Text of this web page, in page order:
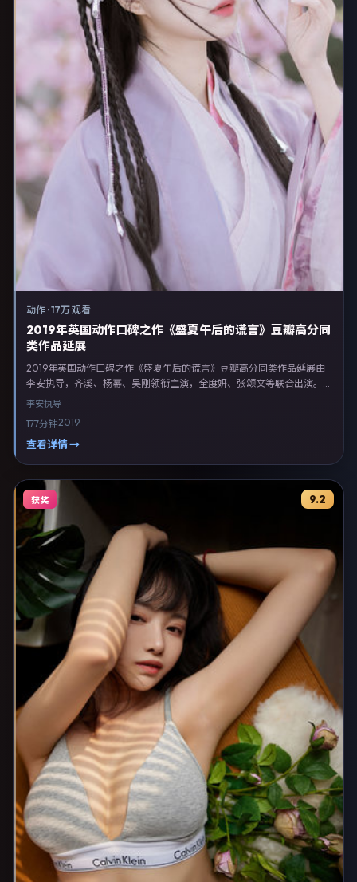
动作 ·17万 观看
2019年英国动作口碑之作《盛夏午后的谎言》豆瓣高分同
类作品延展
2019年英国动作口碑之作《盛夏午后的谎言》豆瓣高分同类作品延展由
李安执导，齐溪、杨幂、吴刚领衔主演，全度妍、张颂文等联合出演。剧
情以动作类型为主线，融合英国本土叙事与人物弧光，适合检索「动作电
全国多城路演与线上观影同步开启。影片在节奏、摄影与配乐上强调沉浸
体验，可作为片单推荐、影评长文与专题策划的引用素材。
李安执导
177分钟2019
查看详情 →
获奖 9.2